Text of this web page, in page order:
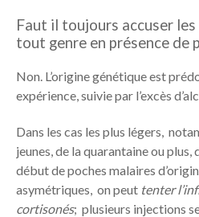
Faut il toujours accuser les
tout genre en présence de
Non. L’origine génétique est
expérience, suivie par l’excès
Dans les cas les plus légers,
jeunes, de la quarantaine ou
début de poches malaires
asymétriques, on peut tenter
cortisonés; plusieurs injections